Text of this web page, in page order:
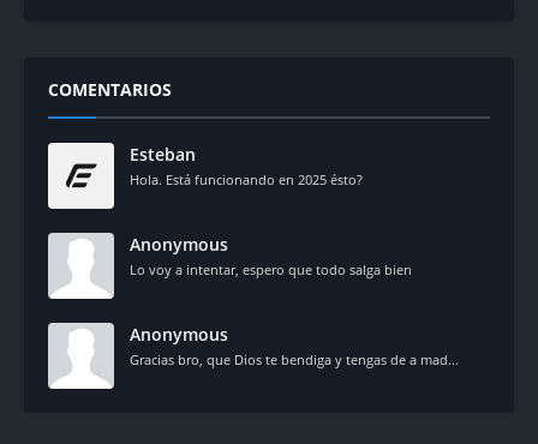
COMENTARIOS
Esteban
Hola. Está funcionando en 2025 ésto?
Anonymous
Lo voy a intentar, espero que todo salga bien
Anonymous
Gracias bro, que Dios te bendiga y tengas de a mad...